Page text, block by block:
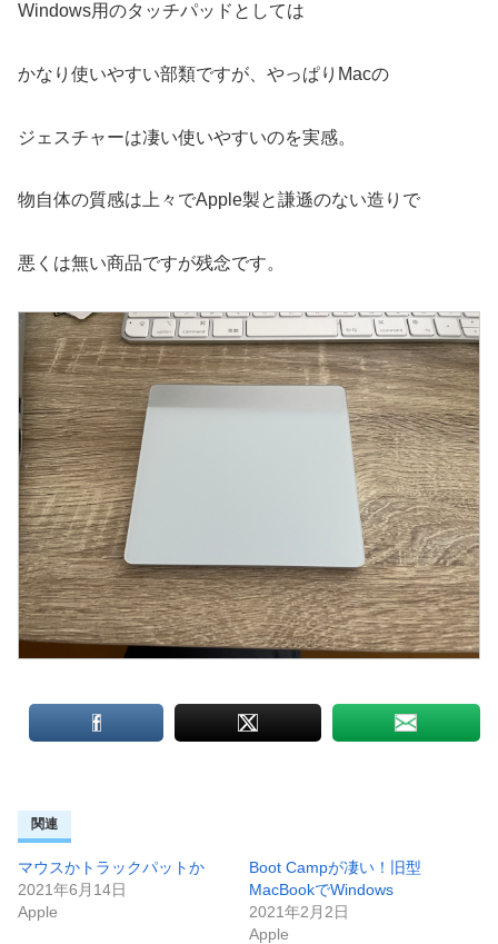
Windows用のタッチパッドとしては
かなり使いやすい部類ですが、やっぱりMacの
ジェスチャーは凄い使いやすいのを実感。
物自体の質感は上々でApple製と謙遜のない造りで
悪くは無い商品ですが残念です。
関連
マウスかトラックパットか
2021年6月14日
Apple
Boot Campが凄い！旧型
MacBookでWindows
2021年2月2日
Apple